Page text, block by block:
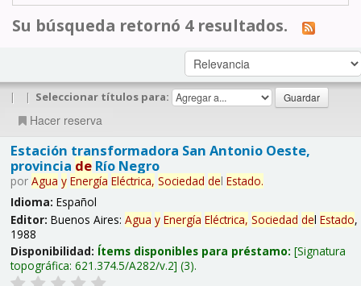
Su búsqueda retornó 4 resultados.
| | Seleccionar títulos para:
Hacer reserva
Estación transformadora San Antonio Oeste,
provincia deRío Negro
por Agua y Energía Eléctrica, Sociedad del Estado.
Idioma: Español
Editor: Buenos Aires: Agua y Energía Eléctrica, Sociedad del Estado,
1988
Disponibilidad: Ítems disponibles para préstamo: Signatura
topográfica: 621.374.5/A282/v.2 (3).